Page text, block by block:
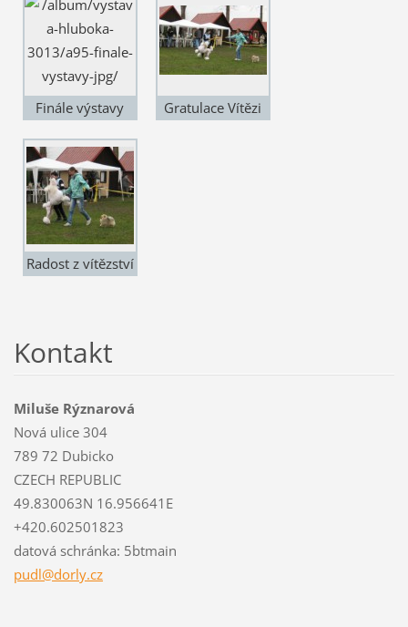
Finále výstavy
Gratulace Vítězi
Radost z vítězství
Kontakt
Miluše Rýznarová
Nová ulice 304
789 72 Dubicko
CZECH REPUBLIC
49.830063N 16.956641E
+420.602501823
datová schránka: 5btmain
pudl@dorly.cz